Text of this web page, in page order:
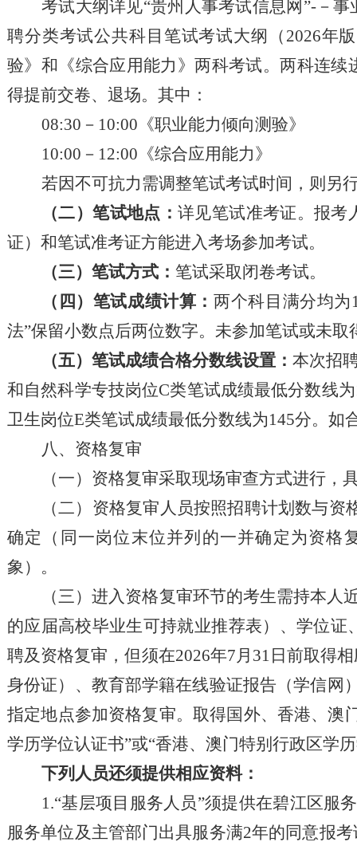
考试大纲详见“贵州人事考试信息网”-－ 事
聘分类考试公共科目笔试考试大纲（2026年
验》和《综合应用能力》两科考试。两科连
得提前交卷、退场。其中：
08:30－10:00《职业能力倾向测验》
10:00－12:00《综合应用能力》
若因不可抗力需调整笔试考试时间，则另
（二）笔试地点：详见笔试准考证。报考
证）和笔试准考证方能进入考场参加考试。
（三）笔试方式： 笔试采取闭卷考试。
（四）笔试成绩计算：两个科目满分均为
法”保留小数点后两位数字。未参加笔试或未
（五）笔试成绩合格分数线设置：本次招
和自然科学专技岗位C类笔试成绩最低分数线
卫生岗位E类笔试成绩最低分数线为145分。如
八、资格复审
（一） 资格复审采取现场审查方式进行 ，
（二）资格复审人员按照招聘计划数与资
确定（同一岗位末位并列的一并确定为资格
象）。
（三）进入资格复审环节的考生需持本人
的应届高校毕业生可持就业推荐表）
、学位证
聘及资格复审，但须在2026年7月31日前取得
身份证）
、 教育部学籍在线验证报告（学信网
指定地点参加资格复审。 取得国外、香港、澳
学历学位认证书”或“香港、澳门特别行政区学
下列人员还须提供相应资料：
1.“基层项目服务人员”须提供在碧江区服务
服务单位及 主管部门出具服务满2年的同意报考